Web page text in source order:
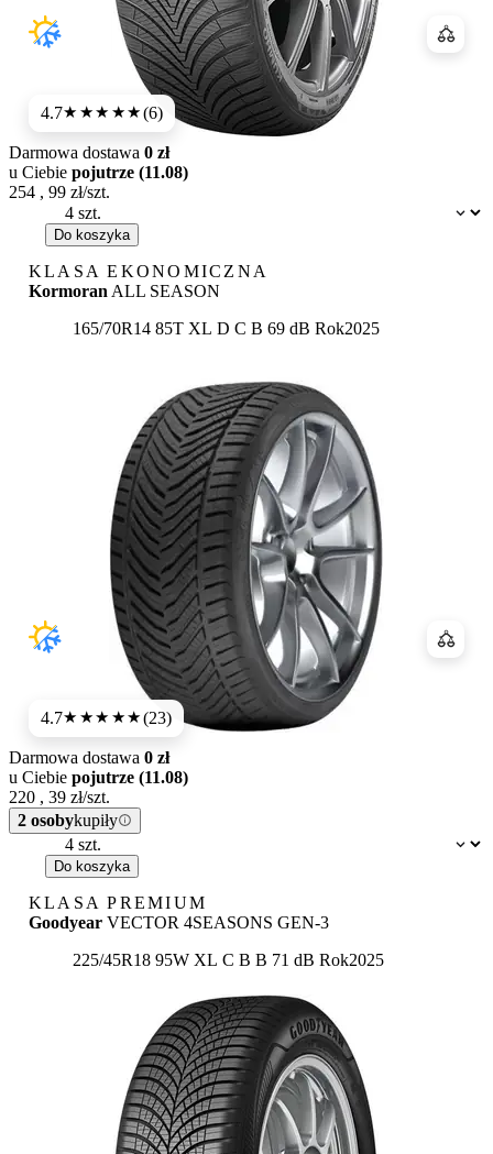
4.7★★★★★(6)
Dostępność:
Darmowa dostawa 0 zł
u Ciebie pojutrze (11.08)
254 , 99 zł/szt.
Do koszyka
KLASA EKONOMICZNA
Kormoran ALL SEASON
165/70R14 85T XL Etykieta:
D C B 69 dB Rok2025
4.7★★★★★(23)
Dostępność:
Darmowa dostawa 0 zł
u Ciebie pojutrze (11.08)
220 , 39 zł/szt.
2 osobykupiły
Do koszyka
KLASA PREMIUM
Goodyear VECTOR 4SEASONS GEN-3
225/45R18 95W XL Etykieta:
C B B 71 dB Rok2025